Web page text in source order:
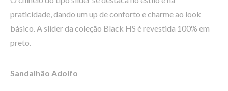
praticidade, dando um up de conforto e charme ao look
básico. A slider da coleção Black HS é revestida 100% em
preto.
Sandalhão Adolfo